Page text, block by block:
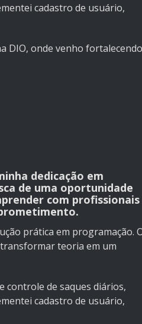
cadastro de usuário,
DIO, onde venho fortalecendo
dedicação em
de uma oportunidade
com profissionais
prática em programação.
teoria em um
controle de saques diários,
cadastro de usuário,